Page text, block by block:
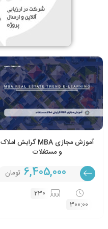
آموزش مجازی MBA گرایش املاک
و مستغلات
6,405,000 تومان
300:00
230